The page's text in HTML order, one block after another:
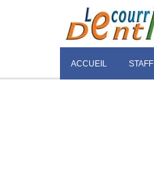
ACCUEIL STAFF